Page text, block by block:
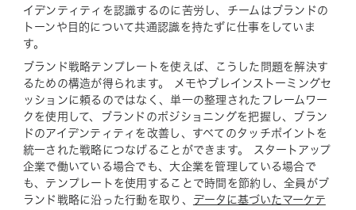
イデンティティを認識するのに苦労し、チームはブランドの
トーンや目的について共通認識を持たずに仕事をしていま
す。
ブランド戦略テンプレートを使えば、こうした問題を解決す
るための構造が得られます。 メモやブレインストーミングセ
ッションに頼るのではなく、単一の整理されたフレームワー
クを使用して、ブランドのポジショニングを把握し、ブラン
ドのアイデンティティを改善し、すべてのタッチポイントを
統一された戦略につなげることができます。 スタートアップ
企業で働いている場合でも、大企業を管理している場合で
も、テンプレートを使用することで時間を節約し、全員がブ
ランド戦略に沿った行動を取り、 データに基づいたマーケテ